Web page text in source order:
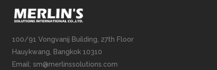
100/91 Vongvanij Building, 27th Floor
Hauykwang, Bangkok 10310
Email: sm@merlinssolutions.com